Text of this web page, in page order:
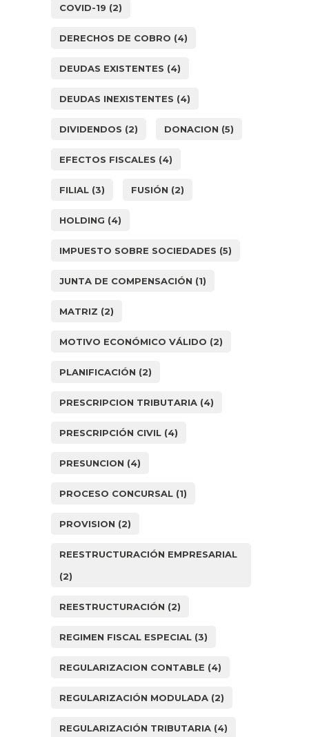
COVID-19 (2)
DERECHOS DE COBRO (4)
DEUDAS EXISTENTES (4)
DEUDAS INEXISTENTES (4)
DIVIDENDOS (2) DONACION (5)
EFECTOS FISCALES (4)
FILIAL (3) FUSIÓN (2)
HOLDING (4)
IMPUESTO SOBRE SOCIEDADES (5)
JUNTA DE COMPENSACIÓN (1)
MATRIZ (2)
MOTIVO ECONÓMICO VÁLIDO (2)
PLANIFICACIÓN (2)
PRESCRIPCION TRIBUTARIA (4)
PRESCRIPCIÓN CIVIL (4)
PRESUNCION (4)
PROCESO CONCURSAL (1)
PROVISION (2)
REESTRUCTURACIÓN EMPRESARIAL
(2)
REESTRUCTURACIÓN (2)
REGIMEN FISCAL ESPECIAL (3)
REGULARIZACION CONTABLE (4)
REGULARIZACIÓN MODULADA (2)
REGULARIZACIÓN TRIBUTARIA (4)